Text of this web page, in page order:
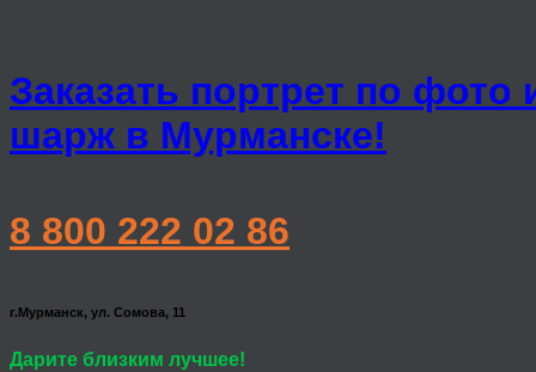
Заказать портрет по фото
шарж в Мурманске!
8 800 222 02 86
г.Мурманск, ул. Сомова, 11
Дарите близким лучшее!